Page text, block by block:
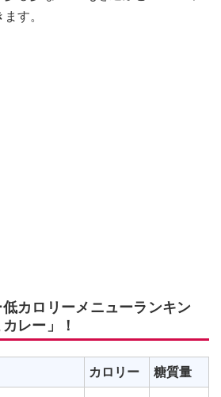
す。
カロリーメニューランキン
レー」！
カロリー 糖質量